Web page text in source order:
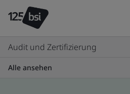
Audit und Zertifizierung
Alle ansehen